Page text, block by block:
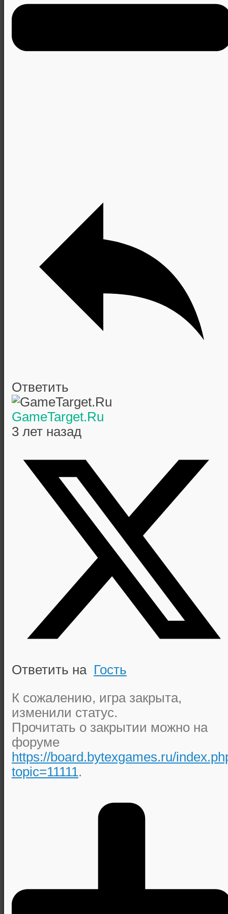
Ответить
GameTarget.Ru
3 лет назад
Ответить на Гость
К сожалению, игра закрыта,
изменили статус.
Прочитать о закрытии можно на
форуме
https://board.bytexgames.ru/
topic=11111 .